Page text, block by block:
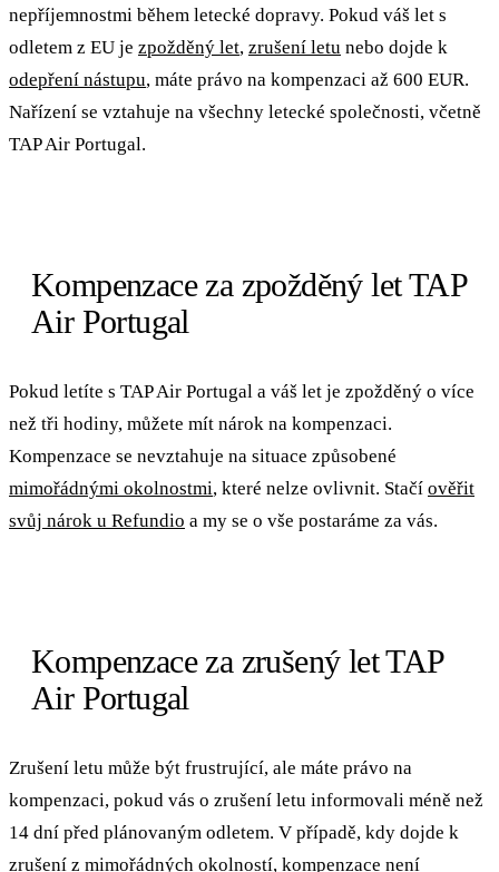
nepříjemnostmi během letecké dopravy. Pokud váš let s
odletem z EU je zpožděný let, zrušení letu nebo dojde k
odepření nástupu, máte právo na kompenzaci až 600 EUR.
Nařízení se vztahuje na všechny letecké společnosti, včetně
TAP Air Portugal.
Kompenzace za zpožděný let TAP
Air Portugal
Pokud letíte s TAP Air Portugal a váš let je zpožděný o více
než tři hodiny, můžete mít nárok na kompenzaci.
Kompenzace se nevztahuje na situace způsobené
mimořádnými okolnostmi, které nelze ovlivnit. Stačí ověřit
svůj nárok u Refundio a my se o vše postaráme za vás.
Kompenzace za zrušený let TAP
Air Portugal
Zrušení letu může být frustrující, ale máte právo na
kompenzaci, pokud vás o zrušení letu informovali méně než
14 dní před plánovaným odletem. V případě, kdy dojde k
zrušení z mimořádných okolností, kompenzace není